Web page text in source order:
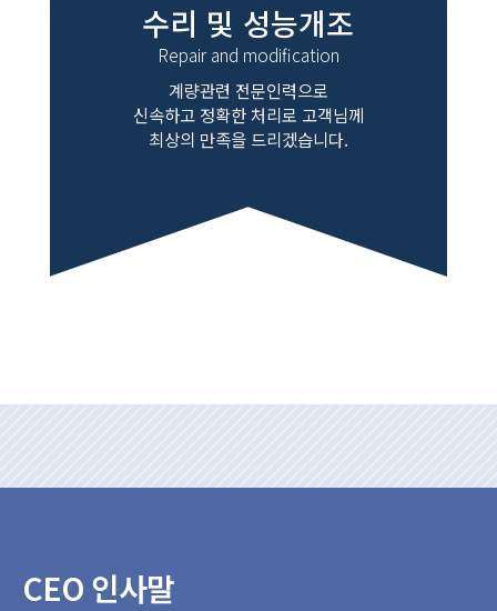
수리 및 성능개조
Repair and modification
계량관련 전문인력으로
신속하고 정확한 처리로 고객님께
최상의 만족을 드리겠습니다.
CEO 인사말